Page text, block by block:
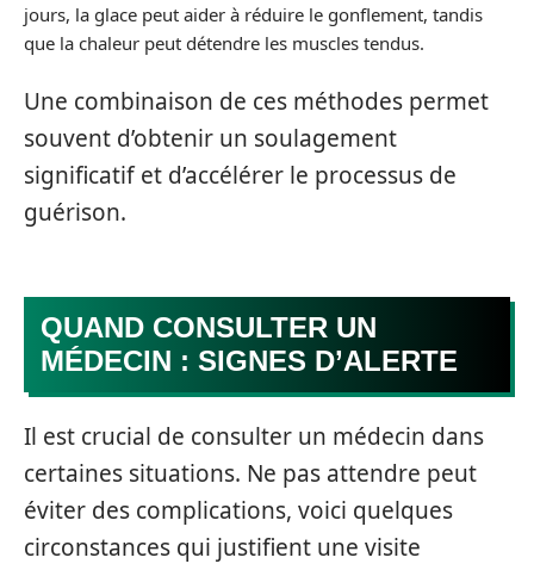
jours, la glace peut aider à réduire le gonflement, tandis
que la chaleur peut détendre les muscles tendus.
Une combinaison de ces méthodes permet
souvent d’obtenir un soulagement
significatif et d’accélérer le processus de
guérison.
QUAND CONSULTER UN
MÉDECIN : SIGNES D’ALERTE
Il est crucial de consulter un médecin dans
certaines situations. Ne pas attendre peut
éviter des complications, voici quelques
circonstances qui justifient une visite